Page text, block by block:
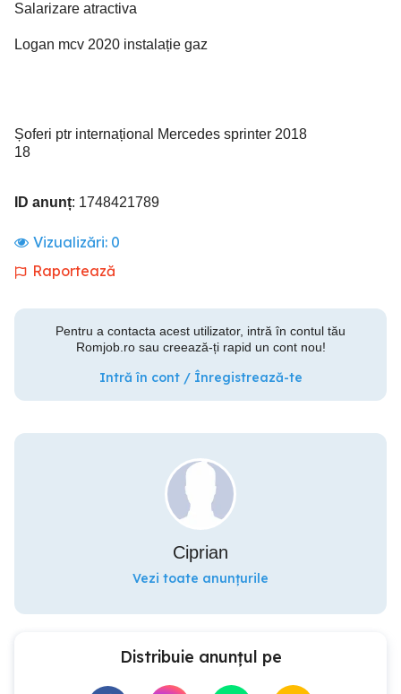
Salarizare atractiva
Logan mcv 2020 instalație gaz
Șoferi ptr internațional Mercedes sprinter 2018
18
ID anunț: 1748421789
Vizualizări: 0
Raportează
Pentru a contacta acest utilizator, intră în contul tău
Romjob.ro sau creează-ți rapid un cont nou!
Intră în cont / Înregistrează-te
Ciprian
Vezi toate anunțurile
Distribuie anunțul pe